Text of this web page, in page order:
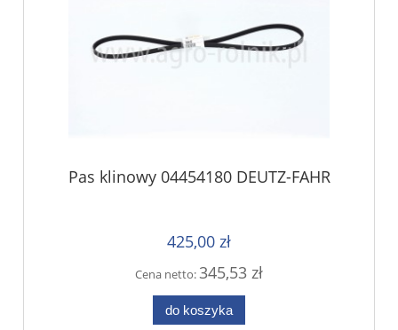
Pas klinowy 04454180 DEUTZ-FAHR
425,00 zł
Cena netto:345,53 zł
do koszyka